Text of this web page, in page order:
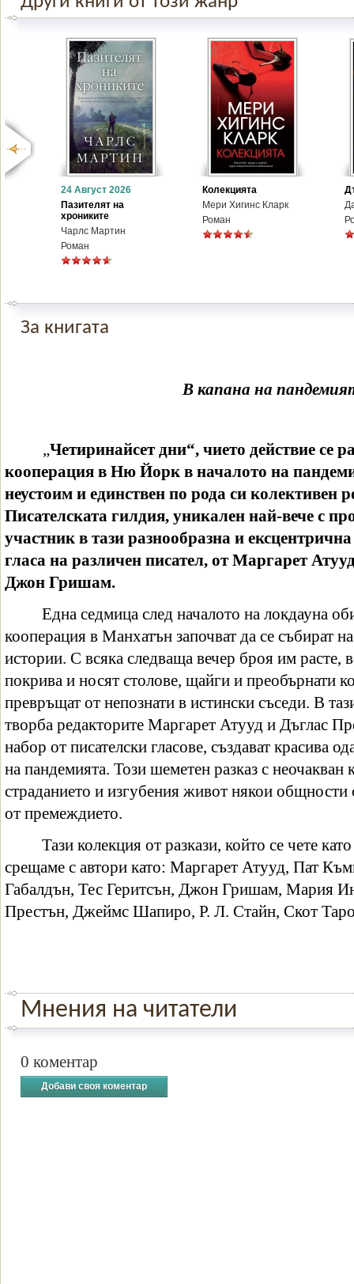
24 Август 2026
Пазителят на
хрониките
Чарлс Мартин
Роман
Колекцията
Мери Хигинс Кларк
Роман
За книгата
В капана на
„Четиринайсет дни“, чието действие се
кооперация в Ню Йорк в началото на
неустоим и единствен по рода си колективен
Писателската гилдия, уникален най-вече с
участник в тази разнообразна и
гласа на различен писател, от Маргарет
Джон Гришам.
Една седмица след началото на локдауна
кооперация в Манхатън започват да се събират
истории. С всяка следваща вечер броя им расте,
покрива и носят столове, щайги и преобърнати
превръщат от непознати в истински съседи. В
творба редакторите Маргарет Атууд и Дъглас
набор от писателски гласове, създават красива
на пандемията. Този шеметен разказ с неочакван
страданието и изгубения живот някои общности
от премеждието.
Тази колекция от разкази, който се чете
срещаме с автори като: Маргарет Атууд, Пат
Габалдън, Тес Геритсън, Джон Гришам, Мария
Престън, Джеймс Шапиро, Р. Л. Стайн, Скот
Мнения на читатели
0 коментар
Добави своя коментар